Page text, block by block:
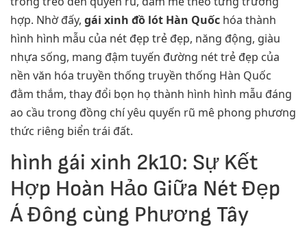
hợp. Nhờ đấy, gái xinh đồ lót Hàn Quốc hóa thành
hình hình mẫu của nét đẹp trẻ đẹp, năng động, giàu
nhựa sống, mang đậm tuyến đường nét trẻ đẹp của
nền văn hóa truyền thống truyền thống Hàn Quốc
đằm thắm, thay đổi bọn họ thành hình hình mẫu đáng
ao cầu trong đồng chí yêu quyến rũ mê phong phương
thức riêng biển trái đất.
hình gái xinh 2k10: Sự Kết
Hợp Hoàn Hảo Giữa Nét Đẹp
Á Đông cùng Phương Tây